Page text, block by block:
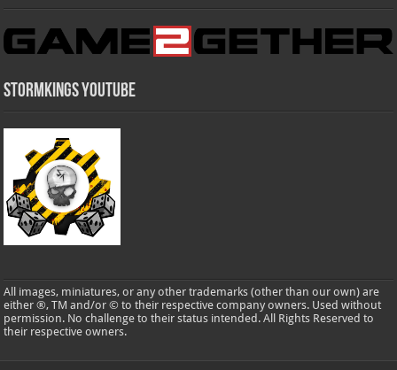
Stormkings Youtube
All images, miniatures, or any other trademarks (other than our own) are
either ®, TM and/or © to their respective company owners. Used without
permission. No challenge to their status intended. All Rights Reserved to
their respective owners.